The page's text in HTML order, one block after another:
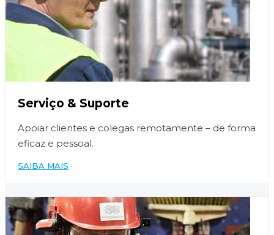
Serviço & Suporte
Apoiar clientes e colegas remotamente – de forma
eficaz e pessoal.
SAIBA MAIS